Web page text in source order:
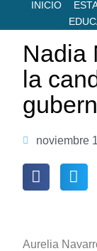
INICIO
Nadia
la
noviembre
Aurelia